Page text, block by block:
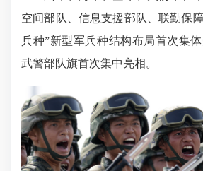
空间部队、信息支援部队、联勤保
兵种”新型军兵种结构布局首次集
武警部队旗首次集中亮相。